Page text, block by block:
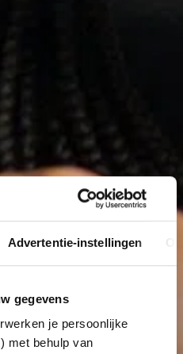
Advertentie-instellingen
gegevens
je persoonlijke
met behulp van